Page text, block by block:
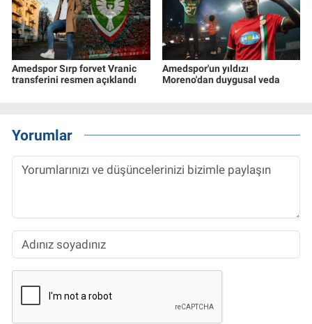
Amedspor Sırp forvet Vranic
transferini resmen açıklandı
Amedspor'un yıldızı
Moreno'dan duygusal veda
Yorumlar